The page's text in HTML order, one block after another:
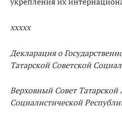
ххххх
Декларация о
Татарской Советской
Верховный Совет
Социалистической